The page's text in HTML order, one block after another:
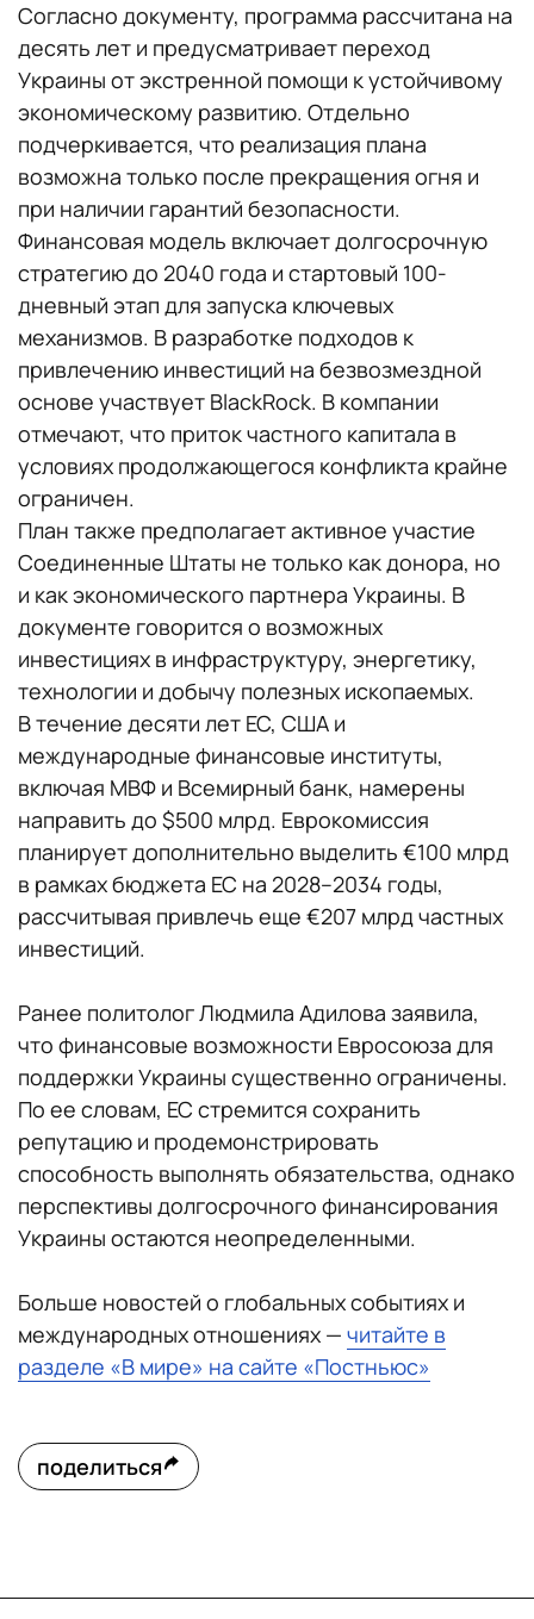
Согласно документу, программа рассчитана на
десять лет и предусматривает переход
Украины от экстренной помощи к устойчивому
экономическому развитию. Отдельно
подчеркивается, что реализация плана
возможна только после прекращения огня и
при наличии гарантий безопасности.
Финансовая модель включает долгосрочную
стратегию до 2040 года и стартовый 100-
дневный этап для запуска ключевых
механизмов. В разработке подходов к
привлечению инвестиций на безвозмездной
основе участвует BlackRock. В компании
отмечают, что приток частного капитала в
условиях продолжающегося конфликта крайне
ограничен.
План также предполагает активное участие
Соединенные Штаты не только как донора, но
и как экономического партнера Украины. В
документе говорится о возможных
инвестициях в инфраструктуру, энергетику,
технологии и добычу полезных ископаемых.
В течение десяти лет ЕС, США и
международные финансовые институты,
включая МВФ и Всемирный банк, намерены
направить до $500 млрд. Еврокомиссия
планирует дополнительно выделить €100 млрд
в рамках бюджета ЕС на 2028–2034 годы,
рассчитывая привлечь еще €207 млрд частных
инвестиций.
Ранее политолог Людмила Адилова заявила,
что финансовые возможности Евросоюза для
поддержки Украины существенно ограничены.
По ее словам, ЕС стремится сохранить
репутацию и продемонстрировать
способность выполнять обязательства, однако
перспективы долгосрочного финансирования
Украины остаются неопределенными.
Больше новостей о глобальных событиях и
международных отношениях — читайте в
разделе «В мире» на сайте «Постньюс»
поделиться